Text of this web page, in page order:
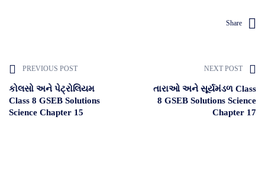
Share
PREVIOUS POST
કોલસો અને પેટ્રોલિયમ
Class 8 GSEB Solutions
Science Chapter 15
NEXT POST
તારાઓ અને સૂર્યમંડળ Class
8 GSEB Solutions Science
Chapter 17